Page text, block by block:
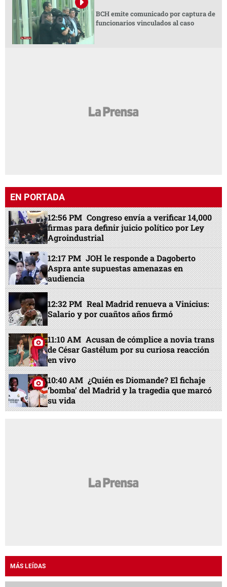
BCH emite comunicado por captura de
funcionarios vinculados al caso
EN PORTADA
12:56 PM Congreso envía a verificar 14,000
firmas para definir juicio político por Ley
Agroindustrial
12:17 PM JOH le responde a Dagoberto
Aspra ante supuestas amenazas en
audiencia
12:32 PM Real Madrid renueva a Vinicius:
Salario y por cuañtos años firmó
11:10 AM Acusan de cómplice a novia trans
de César Gastélum por su curiosa reacción
en vivo
10:40 AM ¿Quién es Diomande? El fichaje
‘bomba’ del Madrid y la tragedia que marcó
su vida
MÁS LEÍDAS